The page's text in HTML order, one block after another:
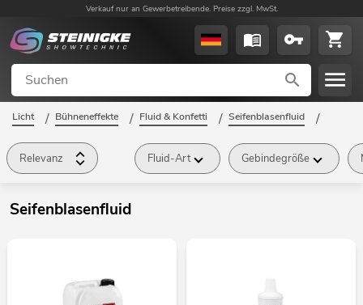
Verkauf nur an Gewerbetreibende. Preise zzgl. MwSt.
Licht / Bühneneffekte / Fluid & Konfetti / Seifenblasenfluid /
Relevanz Fluid-Art Gebindegröße
Seifenblasenfluid